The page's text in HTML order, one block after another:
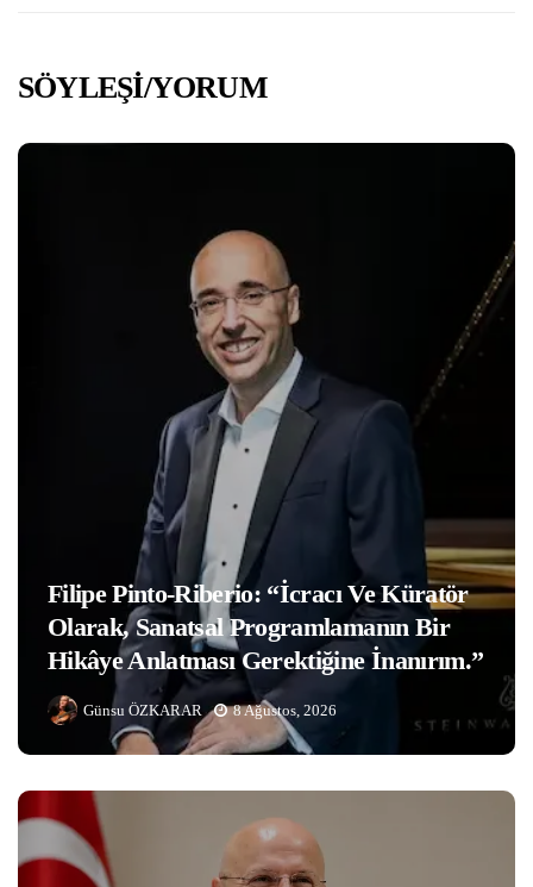
SÖYLEŞİ/YORUM
Filipe Pinto-Riberio: “İcracı Ve Küratör
Olarak, Sanatsal Programlamanın Bir
Hikâye Anlatması Gerektiğine İnanırım.”
Günsu ÖZKARAR 8 Ağustos, 2026